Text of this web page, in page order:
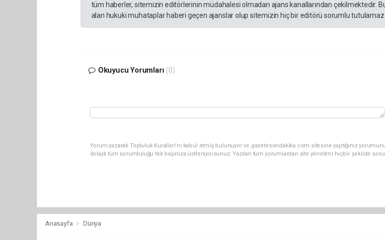
tüm haberler, sitemizin editörlerinin müdahalesi olmadan ajans kanallarından çekilmektedir.
alan hukuki muhataplar haberi geçen ajanslar olup sitemizin hiç bir editörü sorumlu
Okuyucu Yorumları (0)
Yorum yazarak Topluluk Kuralları’nı kabul etmiş bulunuyor ve gazetesondakika.com sitesine yaptığınız
dolaylı tüm sorumluluğu tek başınıza üstleniyorsunuz. Yazılan tüm yorumlardan site yönetimi hiçbir şekilde
Anasayfa Dünya